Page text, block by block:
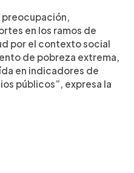
en los ramos de
por el contexto social
de pobreza extrema,
en indicadores de
públicos”, expresa la